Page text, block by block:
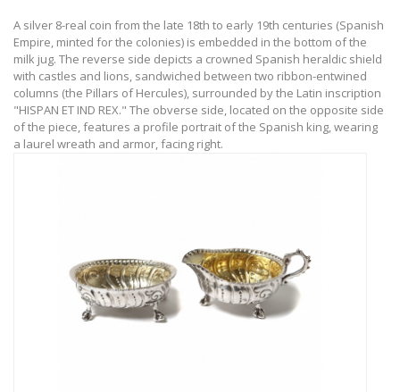
A silver 8-real coin from the late 18th to early 19th centuries (Spanish
Empire, minted for the colonies) is embedded in the bottom of the
milk jug. The reverse side depicts a crowned Spanish heraldic shield
with castles and lions, sandwiched between two ribbon-entwined
columns (the Pillars of Hercules), surrounded by the Latin inscription
"HISPAN ET IND REX." The obverse side, located on the opposite side
of the piece, features a profile portrait of the Spanish king, wearing
a laurel wreath and armor, facing right.